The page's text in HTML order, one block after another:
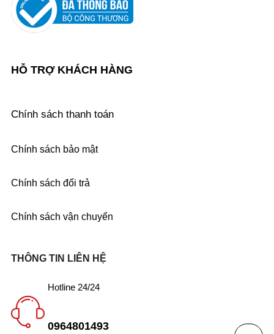
HỖ TRỢ KHÁCH HÀNG
Chính sách thanh toán
Chính sách bảo mật
Chính sách đổi trả
Chính sách vận chuyển
THÔNG TIN LIÊN HỆ
Hotline 24/24
0964801493